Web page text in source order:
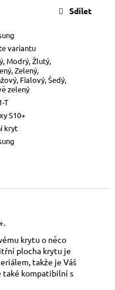
variantu
Modrý, Žlutý,
Zelený,
Fialový, Šedý,
zelený
T
S10+
kryt
Sdílet
krytu o něco
plocha krytu je
takže je Váš
také kompatibilní s